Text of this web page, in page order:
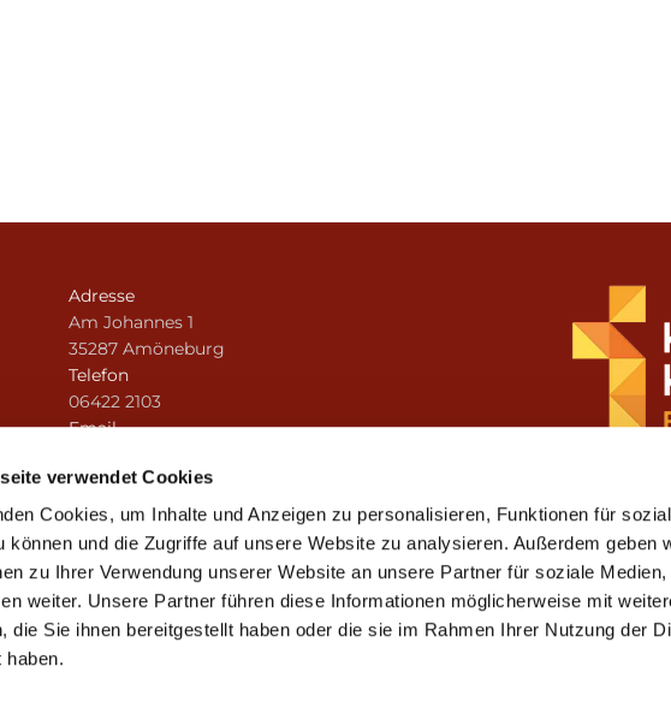
verwendet Cookies
Cookies, um Inhalte und Anzeigen zu personalisieren, Funktionen für
können und die Zugriffe auf unsere Website zu analysieren. Außerdem geben
zu Ihrer Verwendung unserer Website an unsere Partner für soziale Medien,
weiter. Unsere Partner führen diese Informationen möglicherweise mit
die Sie ihnen bereitgestellt haben oder die sie im Rahmen Ihrer Nutzung der
haben.
Adresse
Am Johannes 1
35287 Amöneburg
Telefon
06422 2103
Email
Impressum Datenschutzerklärung ChurchDesk-